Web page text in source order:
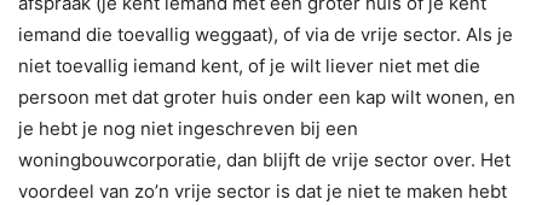
iemand die toevallig weggaat), of via de vrije sector. Als je
niet toevallig iemand kent, of je wilt liever niet met die
persoon met dat groter huis onder een kap wilt wonen, en
je hebt je nog niet ingeschreven bij een
woningbouwcorporatie, dan blijft de vrije sector over. Het
voordeel van zo’n vrije sector is dat je niet te maken hebt